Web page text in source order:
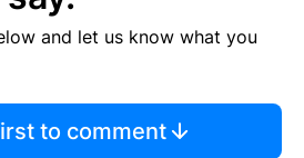
and let us know what you
to comment